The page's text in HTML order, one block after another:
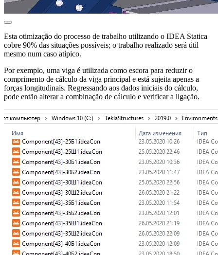
Esta otimização do processo de trabalho utilizando o IDEA Statica
cobre 90% das situações possíveis; o trabalho realizado será útil
mesmo num caso atípico.
Por exemplo, uma viga é utilizada como escora para reduzir o
comprimento de cálculo da viga principal e está sujeita apenas a
forças longitudinais. Regressando aos dados iniciais do cálculo,
pode então alterar a combinação de cálculo e verificar a ligação.